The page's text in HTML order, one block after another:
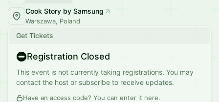
Cook Story by Samsung
Warszawa, Poland
Get Tickets
Registration Closed
This event is not currently taking registrations. You may
contact the host or subscribe to receive updates.
Have an access code? You can enter it here.